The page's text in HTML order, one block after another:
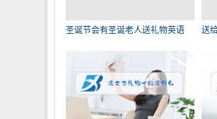
圣诞节会有圣诞老人送礼物英语 送